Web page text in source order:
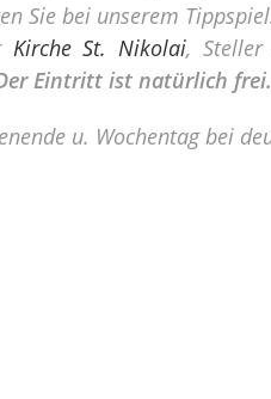
Sie bei unserem
Kirche St. Nikolai, Steller
Eintritt ist natürlich frei.
u. Wochentag bei